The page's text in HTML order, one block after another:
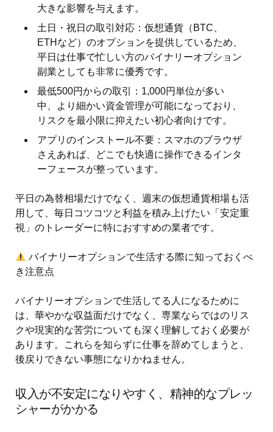
大きな影響を与えます。
土日・祝日の取引対応：仮想通貨（BTC、
ETHなど）のオプションを提供しているため、
平日は仕事で忙しい方のバイナリーオプション
副業としても非常に優秀です。
最低500円からの取引：1,000円単位が多い
中、より細かい資金管理が可能になっており、
リスクを最小限に抑えたい初心者向けです。
アプリのインストール不要：スマホのブラウザ
さえあれば、どこでも快適に操作できるインタ
ーフェースが整っています。
平日の為替相場だけでなく、週末の仮想通貨相場も活
用して、毎日コツコツと利益を積み上げたい「安定重
視」のトレーダーに特におすすめの業者です。
バイナリーオプションで生活する際に知っておくべ
き注意点
バイナリーオプションで生活してる人になるために
は、華やかな収益面だけでなく、専業ならではのリス
クや現実的な苦労についても深く理解しておく必要が
あります。これらを知らずに仕事を辞めてしまうと、
後戻りできない事態になりかねません。
収入が不安定になりやすく、精神的なプレッ
シャーがかかる